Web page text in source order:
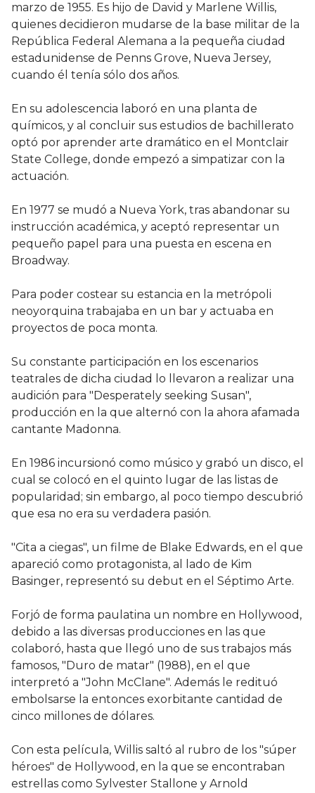
marzo de 1955. Es hijo de David y Marlene Willis,
quienes decidieron mudarse de la base militar de la
República Federal Alemana a la pequeña ciudad
estadunidense de Penns Grove, Nueva Jersey,
cuando él tenía sólo dos años.
En su adolescencia laboró en una planta de
químicos, y al concluir sus estudios de bachillerato
optó por aprender arte dramático en el Montclair
State College, donde empezó a simpatizar con la
actuación.
En 1977 se mudó a Nueva York, tras abandonar su
instrucción académica, y aceptó representar un
pequeño papel para una puesta en escena en
Broadway.
Para poder costear su estancia en la metrópoli
neoyorquina trabajaba en un bar y actuaba en
proyectos de poca monta.
Su constante participación en los escenarios
teatrales de dicha ciudad lo llevaron a realizar una
audición para "Desperately seeking Susan",
producción en la que alternó con la ahora afamada
cantante Madonna.
En 1986 incursionó como músico y grabó un disco, el
cual se colocó en el quinto lugar de las listas de
popularidad; sin embargo, al poco tiempo descubrió
que esa no era su verdadera pasión.
"Cita a ciegas", un filme de Blake Edwards, en el que
apareció como protagonista, al lado de Kim
Basinger, representó su debut en el Séptimo Arte.
Forjó de forma paulatina un nombre en Hollywood,
debido a las diversas producciones en las que
colaboró, hasta que llegó uno de sus trabajos más
famosos, "Duro de matar" (1988), en el que
interpretó a "John McClane". Además le redituó
embolsarse la entonces exorbitante cantidad de
cinco millones de dólares.
Con esta película, Willis saltó al rubro de los "súper
héroes" de Hollywood, en la que se encontraban
estrellas como Sylvester Stallone y Arnold